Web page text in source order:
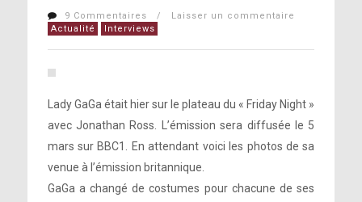
9 Commentaires / Laisser un commentaire
Actualité
Interviews
Lady GaGa était hier sur le plateau du « Friday Night »
avec Jonathan Ross. L’émission sera diffusée le 5
mars sur BBC1. En attendant voici les photos de sa
venue à l’émission britannique.
GaGa a changé de costumes pour chacune de ses